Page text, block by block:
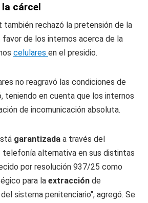
la cárcel
también rechazó la pretensión de la
favor de los internos acerca de la
celulares en el presidio.
no reagravó las condiciones de
teniendo en cuenta que los internos
de incomunicación absoluta.
garantizada a través del
alternativa en sus distintas
por resolución 937/25 como
para la extracción de
sistema penitenciario", agregó. Se